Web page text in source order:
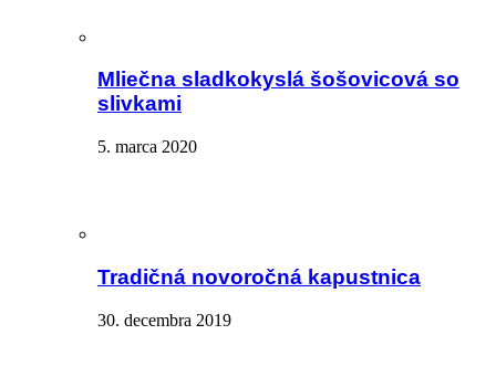
Mliečna sladkokyslá šošovicová so
slivkami
5. marca 2020
Tradičná novoročná kapustnica
30. decembra 2019